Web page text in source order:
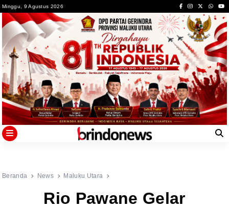
to
content
Minggu, 9 Agustus 2026
Beranda News Maluku Utara
Rio Pawane Gelar